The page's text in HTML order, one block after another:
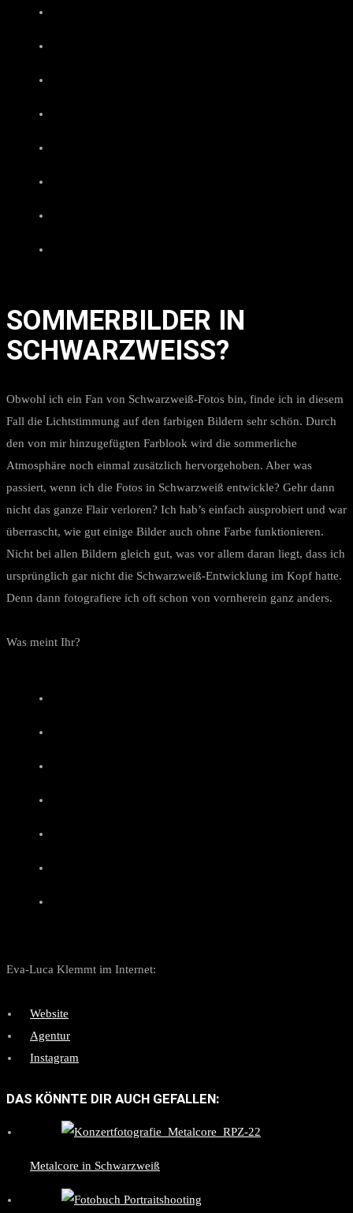
SOMMERBILDER IN
SCHWARZWEISS?
Obwohl ich ein Fan von Schwarzweiß-Fotos bin, finde ich in diesem
Fall die Lichtstimmung auf den farbigen Bildern sehr schön. Durch
den von mir hinzugefügten Farblook wird die sommerliche
Atmosphäre noch einmal zusätzlich hervorgehoben. Aber was
passiert, wenn ich die Fotos in Schwarzweiß entwickle? Gehr dann
nicht das ganze Flair verloren? Ich hab’s einfach ausprobiert und war
überrascht, wie gut einige Bilder auch ohne Farbe funktionieren.
Nicht bei allen Bildern gleich gut, was vor allem daran liegt, dass ich
ursprünglich gar nicht die Schwarzweiß-Entwicklung im Kopf hatte.
Denn dann fotografiere ich oft schon von vornherein ganz anders.
Was meint Ihr?
Eva-Luca Klemmt im Internet:
Website
Agentur
Instagram
DAS KÖNNTE DIR AUCH GEFALLEN:
Metalcore in Schwarzweiß